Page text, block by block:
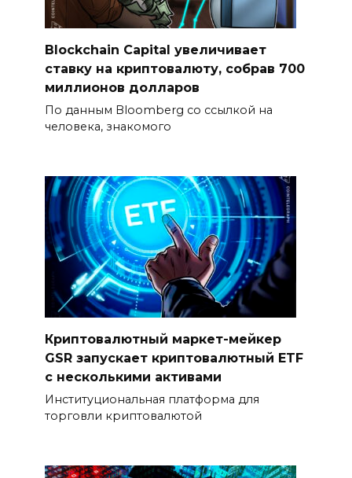
Blockchain Capital увеличивает
ставку на криптовалюту, собрав 700
миллионов долларов
По данным Bloomberg со ссылкой на
человека, знакомого
Криптовалютный маркет-мейкер
GSR запускает криптовалютный ETF
с несколькими активами
Институциональная платформа для
торговли криптовалютой